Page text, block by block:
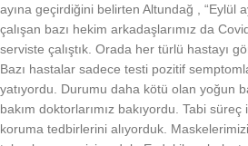
ayına geçirdiğini belirten Altundağ , “Eylül
çalışan bazı hekim arkadaşlarımız da
serviste çalıştık. Orada her türlü hastayı
Bazı hastalar sadece testi pozitif
yatıyordu. Durumu daha kötü olan yoğun
bakım doktorlarımız bakıyordu. Tabi
koruma tedbirlerini alıyorduk. Maskelerimizi